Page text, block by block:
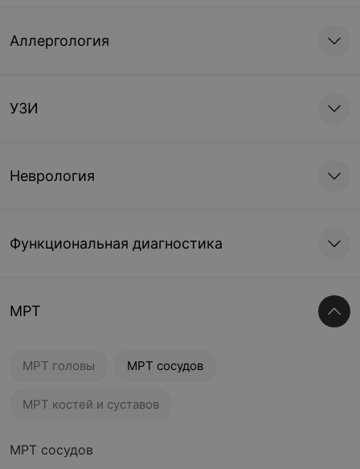
Аллергология
УЗИ
Неврология
Функциональная диагностика
МРТ
МРТ головы МРТ сосудов
МРТ костей и суставов
МРТ сосудов